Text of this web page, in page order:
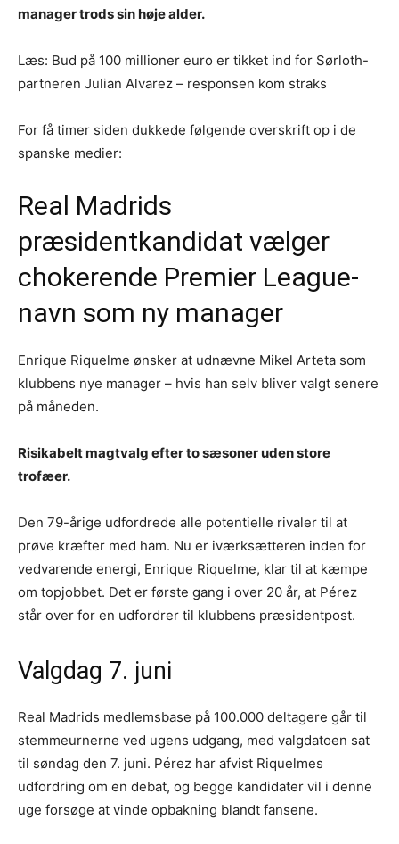
manager trods sin høje alder.
Læs: Bud på 100 millioner euro er tikket ind for Sørloth-
partneren Julian Alvarez – responsen kom straks
For få timer siden dukkede følgende overskrift op i de
spanske medier:
Real Madrids
præsidentkandidat vælger
chokerende Premier League-
navn som ny manager
Enrique Riquelme ønsker at udnævne Mikel Arteta som
klubbens nye manager – hvis han selv bliver valgt senere
på måneden.
Risikabelt magtvalg efter to sæsoner uden store
trofæer.
Den 79-årige udfordrede alle potentielle rivaler til at
prøve kræfter med ham. Nu er iværksætteren inden for
vedvarende energi, Enrique Riquelme, klar til at kæmpe
om topjobbet. Det er første gang i over 20 år, at Pérez
står over for en udfordrer til klubbens præsidentpost.
Valgdag 7. juni
Real Madrids medlemsbase på 100.000 deltagere går til
stemmeurnerne ved ugens udgang, med valgdatoen sat
til søndag den 7. juni. Pérez har afvist Riquelmes
udfordring om en debat, og begge kandidater vil i denne
uge forsøge at vinde opbakning blandt fansene.